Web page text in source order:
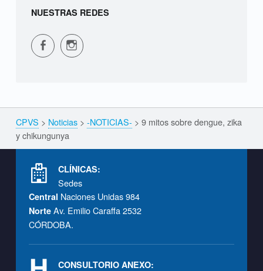
NUESTRAS REDES
CPVS en Facebook CPVS en Instagram
Breadcrumbs navigation
CPVS > Noticias> -NOTICIAS- > 9 mitos sobre dengue, zika
y chikungunya
CLÍNICAS:
Sedes
Central Naciones Unidas 984
Norte Av. Emilio Caraffa 2532
CÓRDOBA.
CONSULTORIO ANEXO: